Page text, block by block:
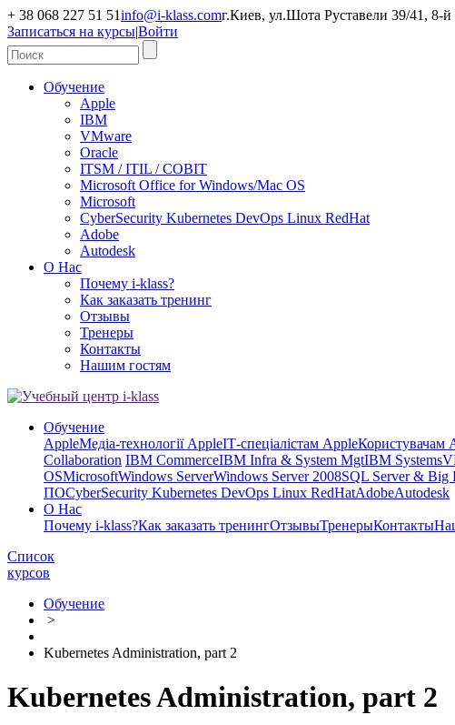
+ 38 068 227 51 51info@i-klass.comг.Киев, ул.Шота Руставели 39/41, 8-
Записаться на курсы|Войти
Обучение
Apple
IBM
VMware
Oracle
ITSM / ITIL / COBIT
Microsoft Office for Windows/Mac OS
Microsoft
CyberSecurity Kubernetes DevOps Linux RedHat
Adobe
Autodesk
О Нас
Почему i-klass?
Как заказать тренинг
Отзывы
Тренеры
Контакты
Нашим гостям
Обучение
AppleМедіа-технології AppleІТ-спеціалістам AppleКористувачам
Collaboration IBM CommerceIBM Infra & System MgtIBM Systems
OSMicrosoftWindows ServerWindows Server 2008SQL Server & Big
ПОCyberSecurity Kubernetes DevOps Linux RedHatAdobeAutodesk
О Нас
Почему i-klass?Как заказать тренингОтзывыТренерыКонтакты
Список
курсов
Обучение
>
Kubernetes Administration, part 2
Kubernetes Administration, part 2